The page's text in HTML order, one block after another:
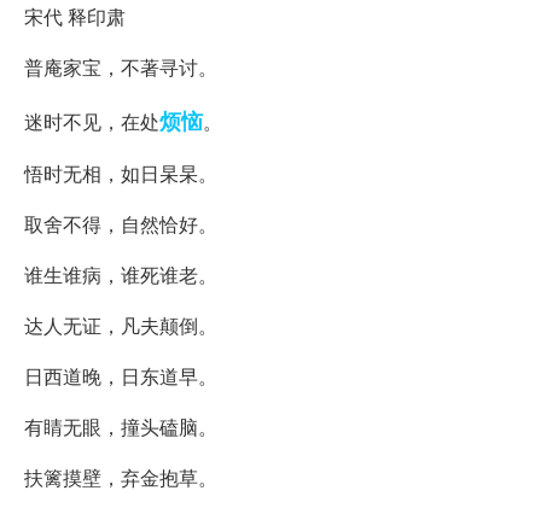
宋代 释印肃
普庵家宝，不著寻讨。
迷时不见，在处烦恼。
悟时无相，如日杲杲。
取舍不得，自然恰好。
谁生谁病，谁死谁老。
达人无证，凡夫颠倒。
日西道晚，日东道早。
有睛无眼，撞头磕脑。
扶篱摸壁，弃金抱草。